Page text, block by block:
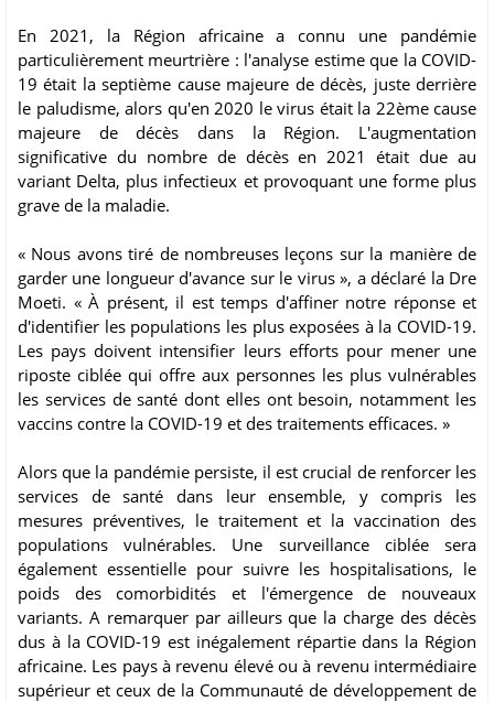
En 2021, la Région africaine a connu une pandémie
particulièrement meurtrière : l'analyse estime que la COVID-
19 était la septième cause majeure de décès, juste derrière
le paludisme, alors qu'en 2020 le virus était la 22ème cause
majeure de décès dans la Région. L'augmentation
significative du nombre de décès en 2021 était due au
variant Delta, plus infectieux et provoquant une forme plus
grave de la maladie.
« Nous avons tiré de nombreuses leçons sur la manière de
garder une longueur d'avance sur le virus », a déclaré la Dre
Moeti. « À présent, il est temps d'affiner notre réponse et
d'identifier les populations les plus exposées à la COVID-19.
Les pays doivent intensifier leurs efforts pour mener une
riposte ciblée qui offre aux personnes les plus vulnérables
les services de santé dont elles ont besoin, notamment les
vaccins contre la COVID-19 et des traitements efficaces. »
Alors que la pandémie persiste, il est crucial de renforcer les
services de santé dans leur ensemble, y compris les
mesures préventives, le traitement et la vaccination des
populations vulnérables. Une surveillance ciblée sera
également essentielle pour suivre les hospitalisations, le
poids des comorbidités et l'émergence de nouveaux
variants. A remarquer par ailleurs que la charge des décès
dus à la COVID-19 est inégalement répartie dans la Région
africaine. Les pays à revenu élevé ou à revenu intermédiaire
supérieur et ceux de la Communauté de développement de